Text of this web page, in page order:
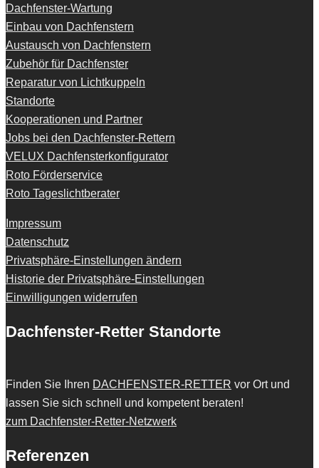
Dachfenster-Wartung
Einbau von Dachfenstern
Austausch von Dachfenstern
Zubehör für Dachfenster
Reparatur von Lichtkuppeln
Standorte
Kooperationen und Partner
Jobs bei den Dachfenster-Rettern
VELUX Dachfensterkonfigurator
Roto Förderservice
Roto Tageslichtberater
Impressum
Datenschutz
Privatsphäre-Einstellungen ändern
Historie der Privatsphäre-Einstellungen
Einwilligungen widerrufen
Dachfenster-Retter Standorte
Finden Sie Ihren DACHFENSTER-RETTER vor Ort und
lassen Sie sich schnell und kompetent beraten!
zum Dachfenster-Retter-Netzwerk
Referenzen